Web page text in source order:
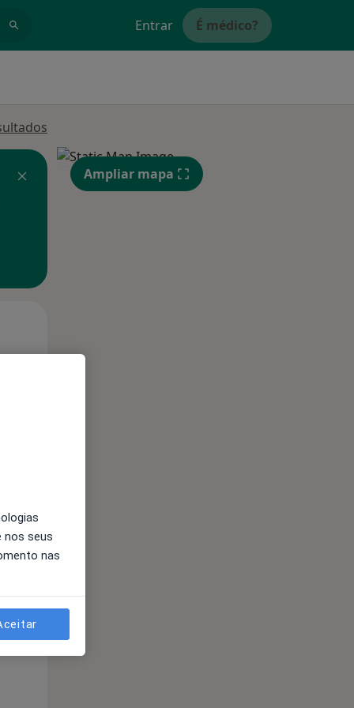
Entrar É médico?
Ampliar mapa
nos seus
nas